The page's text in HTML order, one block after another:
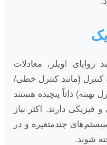
زوایای اویلر، معادلات
کنترل (مانند کنترل خطی/
ذاتاً پیچیده هستند
دارند. اکثر نیاز
چندمتغیره و در
شوند.